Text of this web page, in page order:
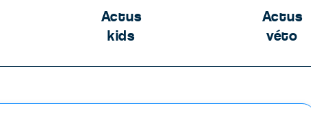
Actus
kids
Actus
véto